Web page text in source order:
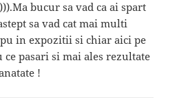
bucur sa vad ca ai spart
sa vad cat mai multi
in expozitii si chiar aici pe
ce pasari si mai ales rezultate
!